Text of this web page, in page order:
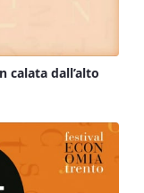
calata dall’alto